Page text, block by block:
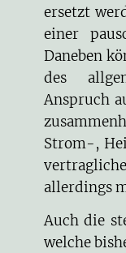
ersetzt
einer
Daneben
des
Anspruch
Strom-,
allerdings
Auch die
welche